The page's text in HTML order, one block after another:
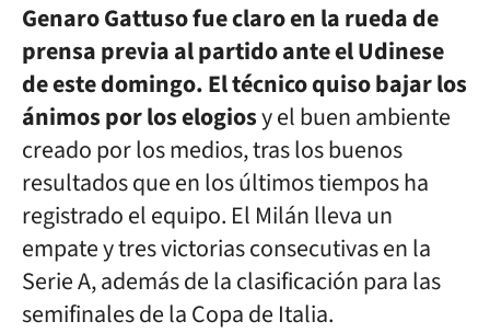
Genaro Gattuso fue claro en la rueda de
prensa previa al partido ante el Udinese
de este domingo. El técnico quiso bajar los
ánimos por los elogiosy el buen ambiente
creado por los medios, tras los buenos
resultados que en los últimos tiempos ha
registrado el equipo. El Milán lleva un
empate y tres victorias consecutivas en la
Serie A, además de la clasificación para las
semifinales de la Copa de Italia.